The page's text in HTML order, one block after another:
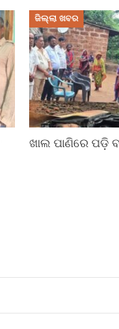
ଜିଲ୍ଲା ଖବର
ଖାଲ ପାଣିରେ ପଡ଼ି